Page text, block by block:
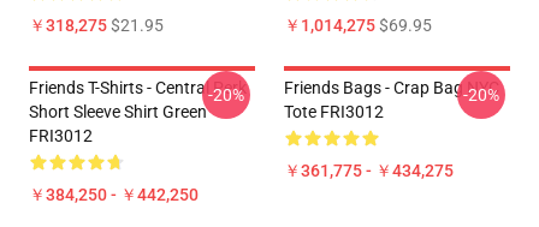
￥318,275$21.95 ￥1,014,275$69.95
Friends T-Shirts - Central Perk
Short Sleeve Shirt Green
FRI3012
￥384,250 - ￥442,250
-20%
Friends Bags - Crap Bag NYC
Tote FRI3012
￥361,775 - ￥434,275
-20%